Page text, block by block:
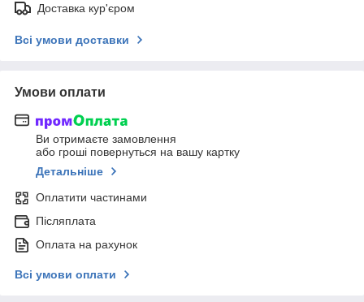
Доставка кур'єром
Всі умови доставки
Умови оплати
Ви отримаєте замовлення
або гроші повернуться на вашу картку
Детальніше
Оплатити частинами
Післяплата
Оплата на рахунок
Всі умови оплати